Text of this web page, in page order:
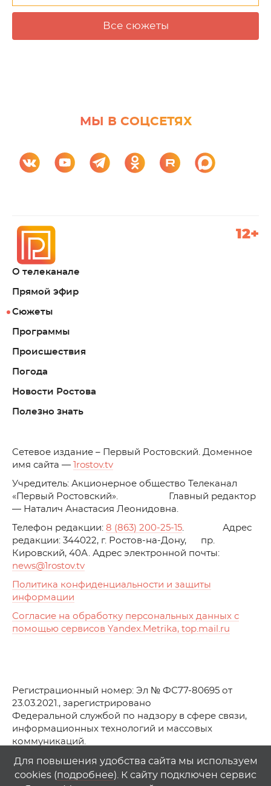
Все сюжеты
МЫ В СОЦСЕТЯХ
О телеканале
Прямой эфир
Сюжеты
Программы
Происшествия
Погода
Новости Ростова
Полезно знать
12+
Cетевое издание – Первый Ростовский. Доменное
имя сайта —
1rostov.tv
Учредитель: Акционерное общество Телеканал
«Первый Ростовский». Главный редактор
— Наталич Анастасия Леонидовна.
Телефон редакции: 8 (863) 200-25-15. Адрес
редакции: 344022, г. Ростов-на-Дону, пр.
Кировский, 40А. Адрес электронной почты:
news@1rostov.tv
Политика конфиденциальности и защиты
информации
Согласие на обработку персональных данных с
помощью сервисов Yandex.Metrika, top.mail.ru
Регистрационный номер: Эл № ФС77-80695 от
23.03.2021., зарегистрировано
Федеральной службой по надзору в сфере связи,
информационных технологий и массовых
коммуникаций.
© АО Телеканал «Первый Ростовский» (2021-2025)
Любое использование материалов сайта возможно
Для повышения удобства сайта мы используем
cookies (подробнее). К сайту подключен сервис